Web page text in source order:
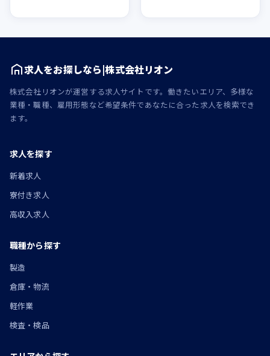
求人をお探しなら|株式会社リオン
株式会社リオンが運営する求人サイトです。働きたいエリア、多様な
業種・職種、雇用形態など希望条件であなたに合った求人を検索でき
ます。
求人を探す
新着求人
寮付き求人
高収入求人
職種から探す
製造
倉庫・物流
軽作業
検査・検品